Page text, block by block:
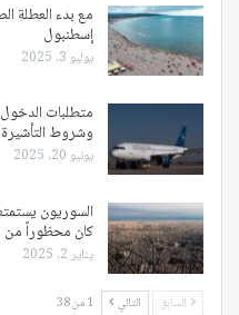
مع بدء العطلة
إسطنبول
يوليو 3, 2025
وشروط
يونيو 20, 2025
السوريون
كان محظوراً
يناير 2, 2025
السابق التالي 1 من 38